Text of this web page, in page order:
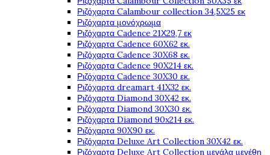
Ριζόχαρτα Calambour collection 34,5X25 εκ
Ριζόχαρτα μονόχρωμα
Ριζόχαρτα Cadence 21Χ29,7 εκ
Ριζόχαρτα Cadence 60X62 εκ.
Ριζόχαρτα Cadence 30X68 εκ.
Ριζόχαρτα Cadence 90X214 εκ.
Ριζόχαρτα Cadence 30X30 εκ.
Ριζόχαρτα dreamart 41X32 εκ.
Ριζόχαρτα Diamond 30X42 εκ.
Ριζόχαρτα Diamond 30X30 εκ.
Ριζόχαρτα Diamond 90x214 εκ.
Ριζόχαρτα 90X90 εκ.
Ριζόχαρτα Deluxe Art Collection 30X42 εκ.
Ριζόχαρτα Deluxe Art Collection μεγάλα μεγέθη